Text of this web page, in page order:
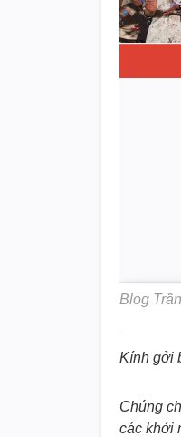
Blog
Kính gởi
Chúng
các khởi